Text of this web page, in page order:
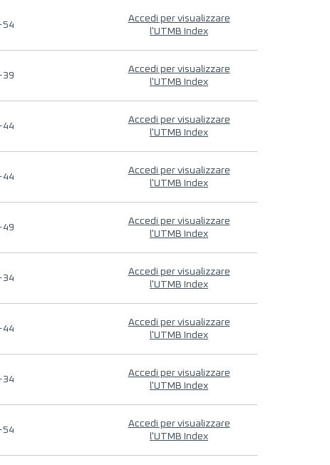
54
Accedi per visualizzare
l'UTMB Index
39
Accedi per visualizzare
l'UTMB Index
44
Accedi per visualizzare
l'UTMB Index
44
Accedi per visualizzare
l'UTMB Index
49
Accedi per visualizzare
l'UTMB Index
34
Accedi per visualizzare
l'UTMB Index
44
Accedi per visualizzare
l'UTMB Index
34
Accedi per visualizzare
l'UTMB Index
54
Accedi per visualizzare
l'UTMB Index